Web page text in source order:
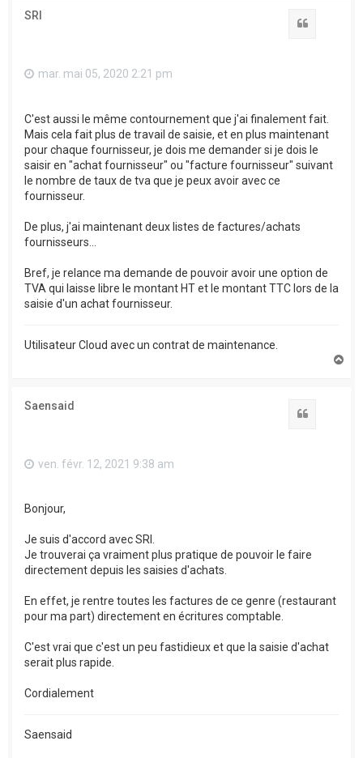
SRI
mar. mai 05, 2020 2:21 pm
C'est aussi le même contournement que j'ai finalement fait.
Mais cela fait plus de travail de saisie, et en plus maintenant
pour chaque fournisseur, je dois me demander si je dois le
saisir en "achat fournisseur" ou "facture fournisseur" suivant
le nombre de taux de tva que je peux avoir avec ce
fournisseur.
De plus, j'ai maintenant deux listes de factures/achats
fournisseurs...
Bref, je relance ma demande de pouvoir avoir une option de
TVA qui laisse libre le montant HT et le montant TTC lors de la
saisie d'un achat fournisseur.
Utilisateur Cloud avec un contrat de maintenance.
Saensaid
ven. févr. 12, 2021 9:38 am
Bonjour,
Je suis d'accord avec SRI.
Je trouverai ça vraiment plus pratique de pouvoir le faire
directement depuis les saisies d'achats.
En effet, je rentre toutes les factures de ce genre (restaurant
pour ma part) directement en écritures comptable.
C'est vrai que c'est un peu fastidieux et que la saisie d'achat
serait plus rapide.
Cordialement
Saensaid